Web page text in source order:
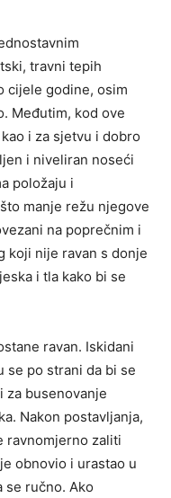
travni tepih
cijele godine, osim
Međutim, kod ove
i za sjetvu i dobro
i niveliran noseći
položaju i
manje režu njegove
na poprečnim i
koji nije ravan s donje
i tla kako bi se
ravan. Iskidani
se po strani da bi se
za busenovanje
Nakon postavljanja,
ravnomjerno zaliti
obnovio i urastao u
se ručno. Ako